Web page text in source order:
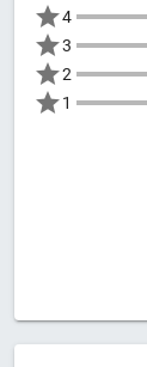
4
3
2
1